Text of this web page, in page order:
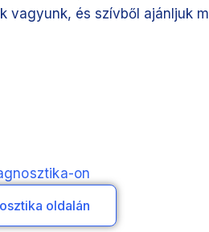
és szívből ajánljuk
on
oldalán